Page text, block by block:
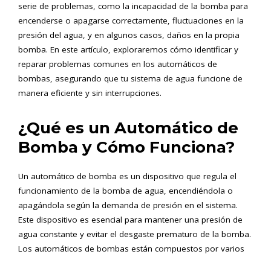
serie de problemas, como la incapacidad de la bomba para
encenderse o apagarse correctamente, fluctuaciones en la
presión del agua, y en algunos casos, daños en la propia
bomba. En este artículo, exploraremos cómo identificar y
reparar problemas comunes en los automáticos de
bombas, asegurando que tu sistema de agua funcione de
manera eficiente y sin interrupciones.
¿Qué es un Automático de
Bomba y Cómo Funciona?
Un automático de bomba es un dispositivo que regula el
funcionamiento de la bomba de agua, encendiéndola o
apagándola según la demanda de presión en el sistema.
Este dispositivo es esencial para mantener una presión de
agua constante y evitar el desgaste prematuro de la bomba.
Los automáticos de bombas están compuestos por varios